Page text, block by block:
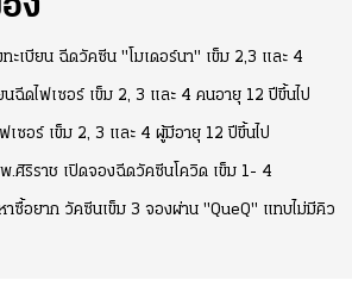
ง
ทะเบียน ฉีดวัคซีน "โมเดอร์นา" เข็ม 2,3 และ 4
นฉีดไฟเซอร์ เข็ม 2, 3 และ 4 คนอายุ 12 ปีขึ้นไป
เซอร์ เข็ม 2, 3 และ 4 ผู้มีอายุ 12 ปีขึ้นไป
พ.ศิริราช เปิดจองฉีดวัคซีนโควิด เข็ม 1- 4
าซื้อยาก วัคซีนเข็ม 3 จองผ่าน "QueQ" แทบไม่มีคิว